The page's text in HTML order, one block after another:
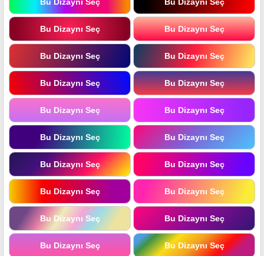
Bu Dizaynı Seç Bu Dizaynı Seç
Bu Dizaynı Seç Bu Dizaynı Seç
Bu Dizaynı Seç Bu Dizaynı Seç
Bu Dizaynı Seç Bu Dizaynı Seç
Bu Dizaynı Seç Bu Dizaynı Seç
Bu Dizaynı Seç Bu Dizaynı Seç
Bu Dizaynı Seç Bu Dizaynı Seç
Bu Dizaynı Seç Bu Dizaynı Seç
Bu Dizaynı Seç Bu Dizaynı Seç